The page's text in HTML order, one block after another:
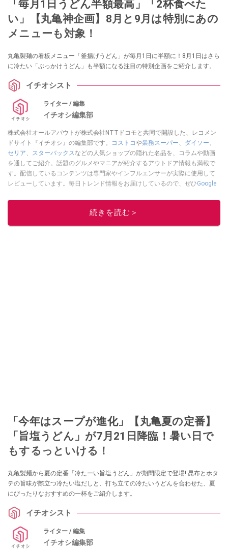
「毎月1日うどん半額最高」「2杯食べた
い」【丸亀神企画】8月と9月は特別にあの
メニューも対象！
丸亀製麺の看板メニュー「釜揚げうどん」が毎月1日に半額に！8月1日はさら
に冷たい「ぶっかけうどん」も半額になる注目の特別企画をご紹介します。
イチオシスト
ライター / 編集
イチオシ編集部
株式会社オールアバウトが株式会社NTTドコモと共同で開設した、レコメン
ドサイト『イチオシ』の編集部です。
コストコや業務スーパー、 ダイソー、
セリア、 スターバックスなどの人気ショップの隠れた名品を、コラムや動画
を通してご紹介。話題のグルメやマニアが紹介するアウトドア情報も満載で
す。配信しているコンテンツは専門家やインフルエンサーが実際に使用して
レビューしています。毎日トレンド情報をお届けしているので、ぜひGoogle
このイチオシストの他の記事を読む
続きを読む＞
「今年はスープが進化」【丸亀夏の定番】
「旨塩うどん」が7月21日降臨！暑い日で
もするっといける！
丸亀製麺から夏の定番「冷たーい旨塩うどん」が期間限定で登場! 昆布とホタ
テの旨味が際立つ冷たい塩だしと、打ち立ての冷たいうどんを合わせた、夏
にぴったりなおすすめの一杯をご紹介します。
イチオシスト
ライター / 編集
イチオシ編集部